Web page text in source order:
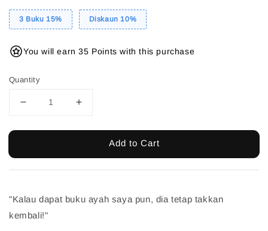
3 Buku 15% Diskaun 10%
You will earn 35 Points with this purchase
Quantity
Add to Cart
"Kalau dapat buku ayah saya pun, dia tetap takkan
kembali!"